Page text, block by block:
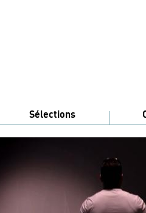
Sélections